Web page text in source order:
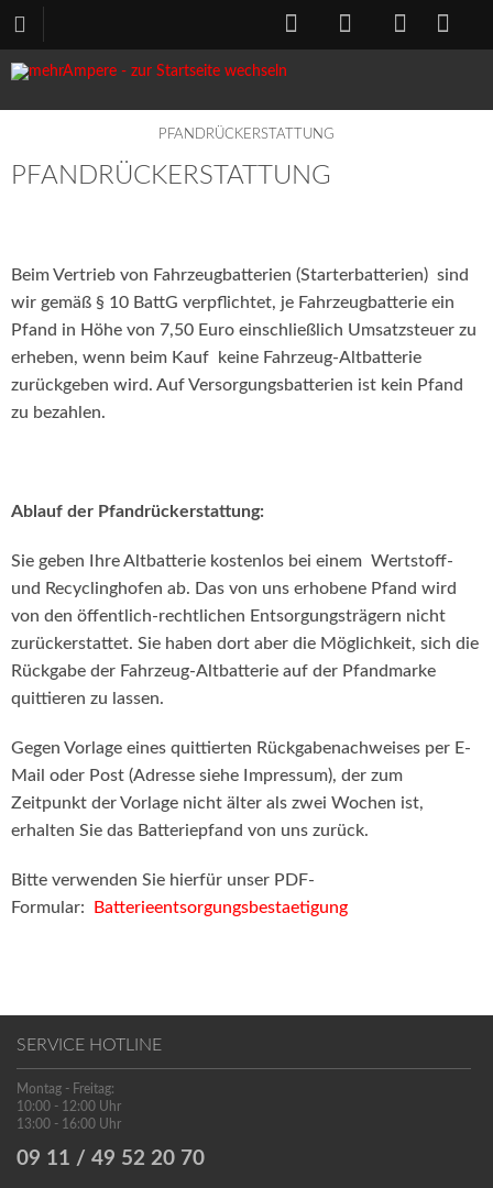
PFANDRÜCKERSTATTUNG
PFANDRÜCKERSTATTUNG
Beim Vertrieb von Fahrzeugbatterien (Starterbatterien) sind
wir gemäß § 10 BattG verpflichtet, je Fahrzeugbatterie ein
Pfand in Höhe von 7,50 Euro einschließlich Umsatzsteuer zu
erheben, wenn beim Kauf keine Fahrzeug-Altbatterie
zurückgeben wird. Auf Versorgungsbatterien ist kein Pfand
zu bezahlen.
Ablauf der Pfandrückerstattung:
Sie geben Ihre Altbatterie kostenlos bei einem Wertstoff-
und Recyclinghofen ab. Das von uns erhobene Pfand wird
von den öffentlich-rechtlichen Entsorgungsträgern nicht
zurückerstattet. Sie haben dort aber die Möglichkeit, sich die
Rückgabe der Fahrzeug-Altbatterie auf der Pfandmarke
quittieren zu lassen.
Gegen Vorlage eines quittierten Rückgabenachweises per E-
Mail oder Post (Adresse siehe Impressum), der zum
Zeitpunkt der Vorlage nicht älter als zwei Wochen ist,
erhalten Sie das Batteriepfand von uns zurück.
Bitte verwenden Sie hierfür unser PDF-
Formular:
Batterieentsorgungsbestaetigung
SERVICE HOTLINE
Montag - Freitag:
10:00 - 12:00 Uhr
13:00 - 16:00 Uhr
09 11 / 49 52 20 70